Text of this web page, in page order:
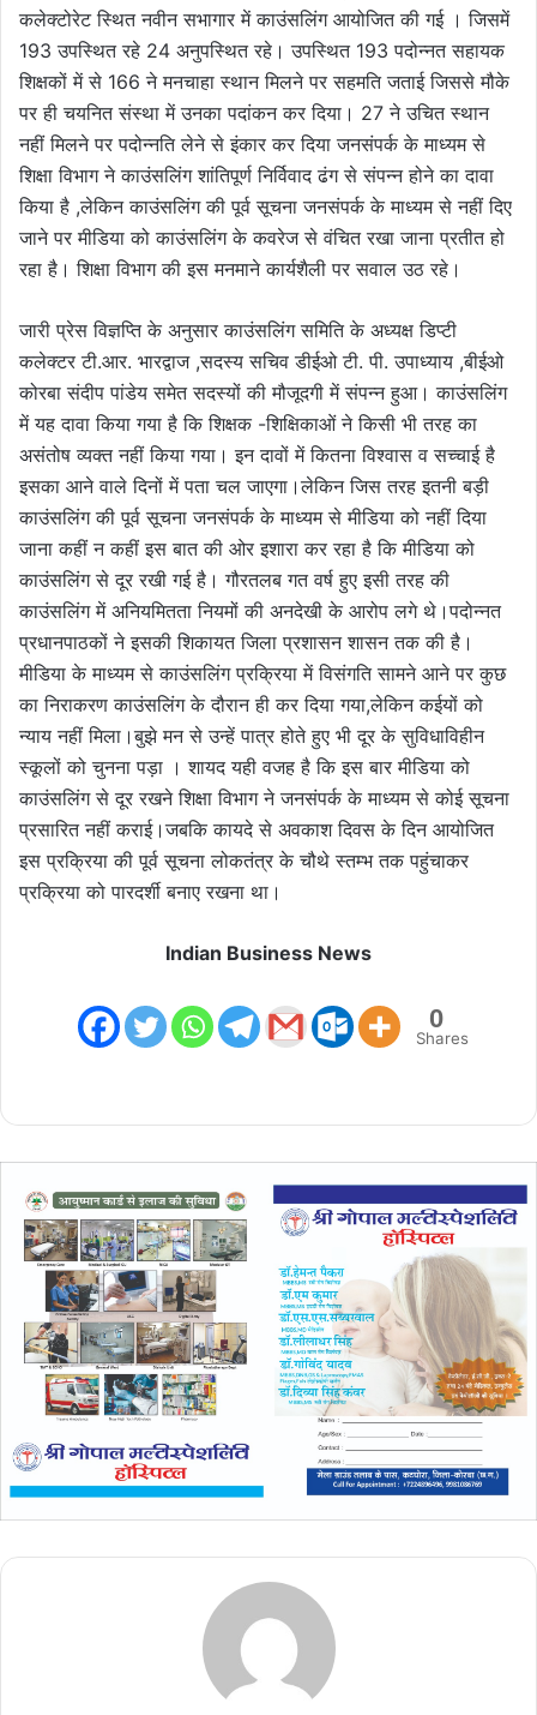
कलेक्टोरेट स्थित नवीन सभागार में काउंसलिंग आयोजित की गई । जिसमें
193 उपस्थित रहे 24 अनुपस्थित रहे। उपस्थित 193 पदोन्नत सहायक
शिक्षकों में से 166 ने मनचाहा स्थान मिलने पर सहमति जताई जिससे मौके
पर ही चयनित संस्था में उनका पदांकन कर दिया। 27 ने उचित स्थान
नहीं मिलने पर पदोन्नति लेने से इंकार कर दिया जनसंपर्क के माध्यम से
शिक्षा विभाग ने काउंसलिंग शांतिपूर्ण निर्विवाद ढंग से संपन्न होने का दावा
किया है ,लेकिन काउंसलिंग की पूर्व सूचना जनसंपर्क के माध्यम से नहीं दिए
जाने पर मीडिया को काउंसलिंग के कवरेज से वंचित रखा जाना प्रतीत हो
रहा है। शिक्षा विभाग की इस मनमाने कार्यशैली पर सवाल उठ रहे।
जारी प्रेस विज्ञप्ति के अनुसार काउंसलिंग समिति के अध्यक्ष डिप्टी
कलेक्टर टी.आर. भारद्वाज ,सदस्य सचिव डीईओ टी. पी. उपाध्याय ,बीईओ
कोरबा संदीप पांडेय समेत सदस्यों की मौजूदगी में संपन्न हुआ। काउंसलिंग
में यह दावा किया गया है कि शिक्षक -शिक्षिकाओं ने किसी भी तरह का
असंतोष व्यक्त नहीं किया गया। इन दावों में कितना विश्वास व सच्चाई है
इसका आने वाले दिनों में पता चल जाएगा।लेकिन जिस तरह इतनी बड़ी
काउंसलिंग की पूर्व सूचना जनसंपर्क के माध्यम से मीडिया को नहीं दिया
जाना कहीं न कहीं इस बात की ओर इशारा कर रहा है कि मीडिया को
काउंसलिंग से दूर रखी गई है। गौरतलब गत वर्ष हुए इसी तरह की
काउंसलिंग में अनियमितता नियमों की अनदेखी के आरोप लगे थे।पदोन्नत
प्रधानपाठकों ने इसकी शिकायत जिला प्रशासन शासन तक की है।
मीडिया के माध्यम से काउंसलिंग प्रक्रिया में विसंगति सामने आने पर कुछ
का निराकरण काउंसलिंग के दौरान ही कर दिया गया,लेकिन कईयों को
न्याय नहीं मिला।बुझे मन से उन्हें पात्र होते हुए भी दूर के सुविधाविहीन
स्कूलों को चुनना पड़ा । शायद यही वजह है कि इस बार मीडिया को
काउंसलिंग से दूर रखने शिक्षा विभाग ने जनसंपर्क के माध्यम से कोई सूचना
प्रसारित नहीं कराई।जबकि कायदे से अवकाश दिवस के दिन आयोजित
इस प्रक्रिया की पूर्व सूचना लोकतंत्र के चौथे स्तम्भ तक पहुंचाकर
प्रक्रिया को पारदर्शी बनाए रखना था।
Indian Business News
0
Shares